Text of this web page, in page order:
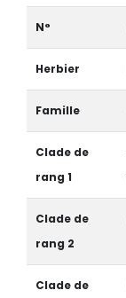
N°
Herbier
Famille
Clade de
rang 1
Clade de
rang 2
Clade de